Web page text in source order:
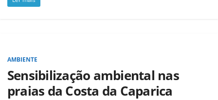
AMBIENTE
Sensibilização ambiental nas
praias da Costa da Caparica